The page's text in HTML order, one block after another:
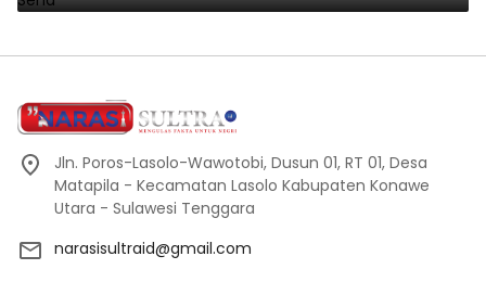
Jln. Poros-Lasolo-Wawotobi, Dusun 01, RT 01, Desa
Matapila - Kecamatan Lasolo Kabupaten Konawe
Utara - Sulawesi Tenggara
narasisultraid@gmail.com